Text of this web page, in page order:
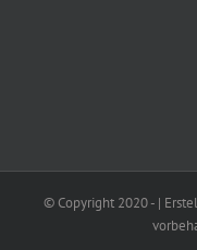
© Copyright 2020 - |